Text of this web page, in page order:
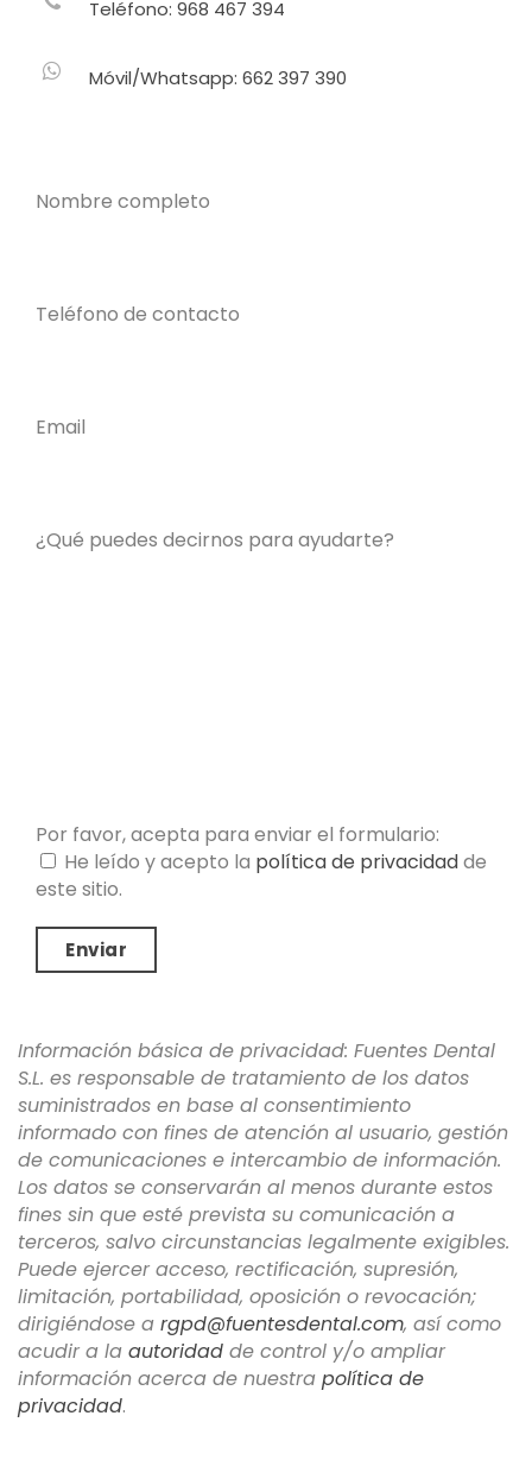
Teléfono: 968 467 394
Móvil/Whatsapp: 662 397 390
Nombre completo
Teléfono de contacto
Email
¿Qué puedes decirnos para ayudarte?
Por favor, acepta para enviar el formulario:
He leído y acepto la política de privacidadde
este sitio.
Información básica de privacidad: Fuentes Dental
S.L. es responsable de tratamiento de los datos
suministrados en base al consentimiento
informado con fines de atención al usuario, gestión
de comunicaciones e intercambio de información.
Los datos se conservarán al menos durante estos
fines sin que esté prevista su comunicación a
terceros, salvo circunstancias legalmente exigibles.
Puede ejercer acceso, rectificación, supresión,
limitación, portabilidad, oposición o revocación;
dirigiéndose a rgpd@fuentesdental.com, así como
acudir a la autoridad de control y/o ampliar
información acerca de nuestra política de
privacidad.